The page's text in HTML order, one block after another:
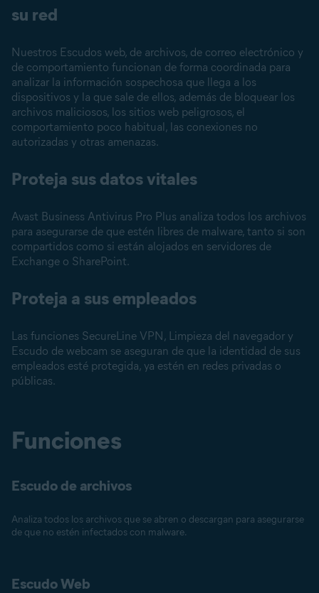
su red
Nuestros Escudos web, de archivos, de correo electrónico y
de comportamiento funcionan de forma coordinada para
analizar la información sospechosa que llega a los
dispositivos y la que sale de ellos, además de bloquear los
archivos maliciosos, los sitios web peligrosos, el
comportamiento poco habitual, las conexiones no
autorizadas y otras amenazas.
Proteja sus datos vitales
Avast Business Antivirus Pro Plus analiza todos los archivos
para asegurarse de que estén libres de malware, tanto si son
compartidos como si están alojados en servidores de
Exchange o SharePoint.
Proteja a sus empleados
Las funciones SecureLine VPN, Limpieza del navegador y
Escudo de webcam se aseguran de que la identidad de sus
empleados esté protegida, ya estén en redes privadas o
públicas.
Funciones
Escudo de archivos
Analiza todos los archivos que se abren o descargan para asegurarse
de que no estén infectados con malware.
Escudo Web